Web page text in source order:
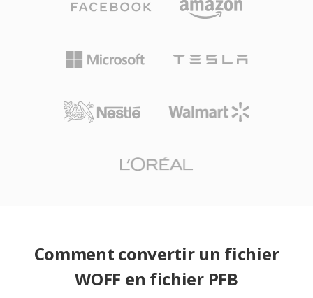
Comment convertir un fichier
WOFF en fichier PFB